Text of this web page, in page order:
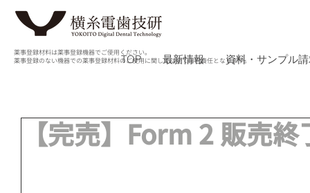
薬事登録材料は薬事登録機器でご使用ください。
薬事登録のない機器での薬事登録材料のご使用に関しては全て自己責任となります。
TOP 最新情報 資料・サンプル
【完売】Form 2 販売